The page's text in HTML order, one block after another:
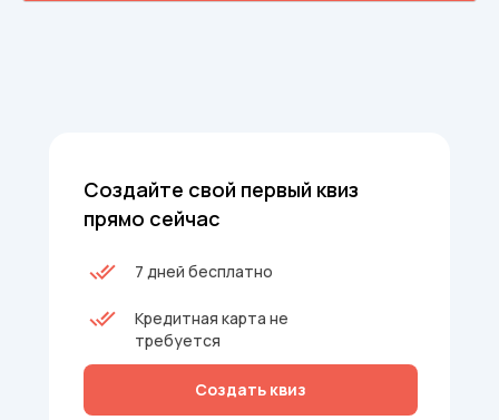
7 дней бесплатно
Кредитная карта не
требуется
Создать квиз
Создайте свой первый квиз
прямо сейчас